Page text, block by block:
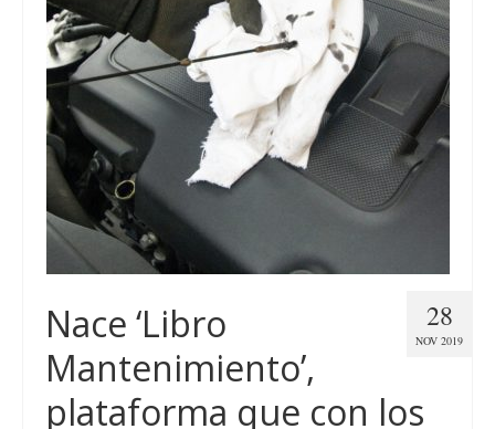
28
NOV 2019
Nace ‘Libro
Mantenimiento’,
plataforma que con los